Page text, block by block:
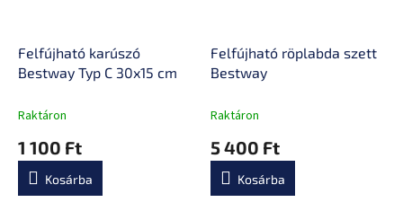
Felfújható karúszó
Bestway Typ C 30x15 cm
Raktáron
1 100 Ft
Kosárba
Felfújható röplabda szett
Bestway
Raktáron
5 400 Ft
Kosárba